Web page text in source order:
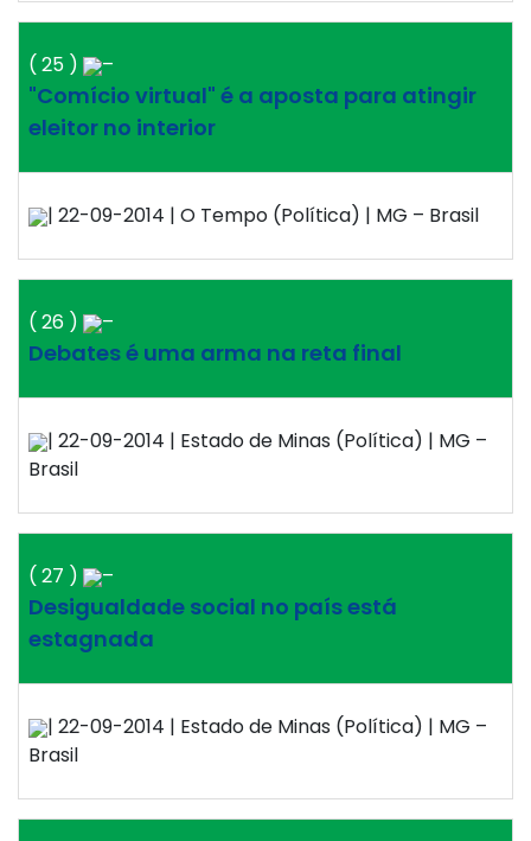
( 25 ) –
"Comício virtual" é a aposta para atingir
eleitor no interior
| 22-09-2014 | O Tempo (Política) | MG – Brasil
( 26 ) –
Debates é uma arma na reta final
| 22-09-2014 | Estado de Minas (Política) | MG –
Brasil
( 27 ) –
Desigualdade social no país está
estagnada
| 22-09-2014 | Estado de Minas (Política) | MG –
Brasil